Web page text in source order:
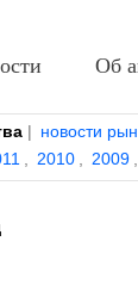
| новости
2010 2009
Об